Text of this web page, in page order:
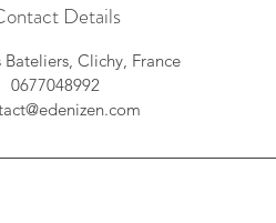
Details
Bateliers, Clichy, France
0677048992